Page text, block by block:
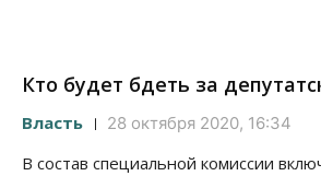
Кто будет бдеть за
Власть 28 октября 2020, 16:34
В состав специальной комиссии